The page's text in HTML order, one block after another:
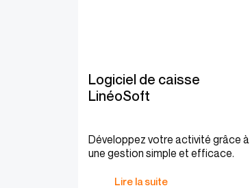
Logiciel de caisse
LinéoSoft
Développez votre activité grâce à
une gestion simple et efficace.
Lire la suite